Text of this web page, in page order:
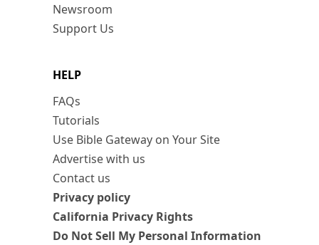
Newsroom
Support Us
HELP
FAQs
Tutorials
Use Bible Gateway on Your Site
Advertise with us
Contact us
Privacy policy
California Privacy Rights
Do Not Sell My Personal Information